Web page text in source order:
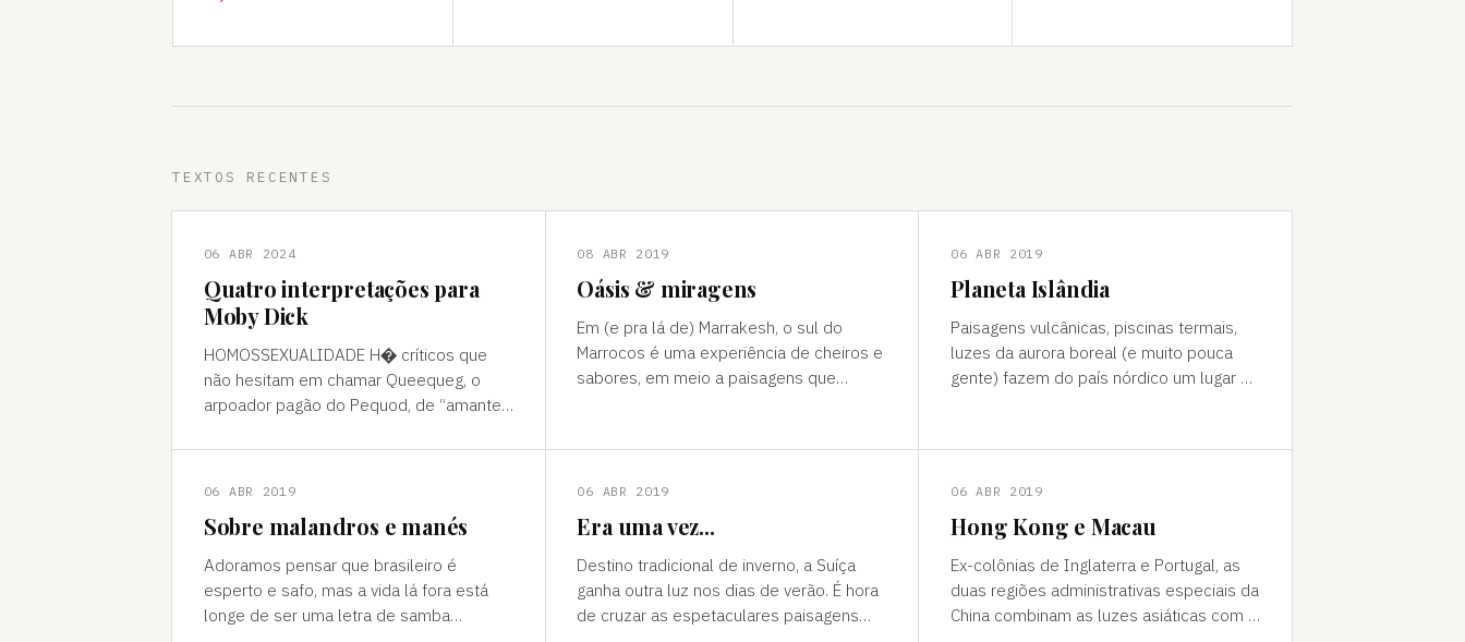
TEXTOS RECENTES
06 ABR 2024
Quatro interpretações para
Moby Dick
HOMOSSEXUALIDADE H� críticos que
não hesitam em chamar Queequeg, o
arpoador pagão do Pequod, de “amante”
pode ser contestada, mas é compreens
08 ABR 2019
Oásis & miragens
Em (e pra lá de) Marrakesh, o sul do
Marrocos é uma experiência de cheiros e
sabores, em meio a paisagens que
06 ABR 2019
Planeta Islândia
Paisagens vulcânicas, piscinas termais,
luzes da aurora boreal (e muito pouca
gente) fazem do país nórdico um lugar de
06 ABR 2019
Sobre malandros e manés
Adoramos pensar que brasileiro é
esperto e safo, mas a vida lá fora está
longe de ser uma letra de samba
06 ABR 2019
Era uma vez...
Destino tradicional de inverno, a Suíça
ganha outra luz nos dias de verão. É hora
de cruzar as espetaculares paisagens
06 ABR 2019
Hong Kong e Macau
Ex-colônias de Inglaterra e Portugal, as
duas regiões administrativas especiais da
China combinam as luzes asiáticas com o